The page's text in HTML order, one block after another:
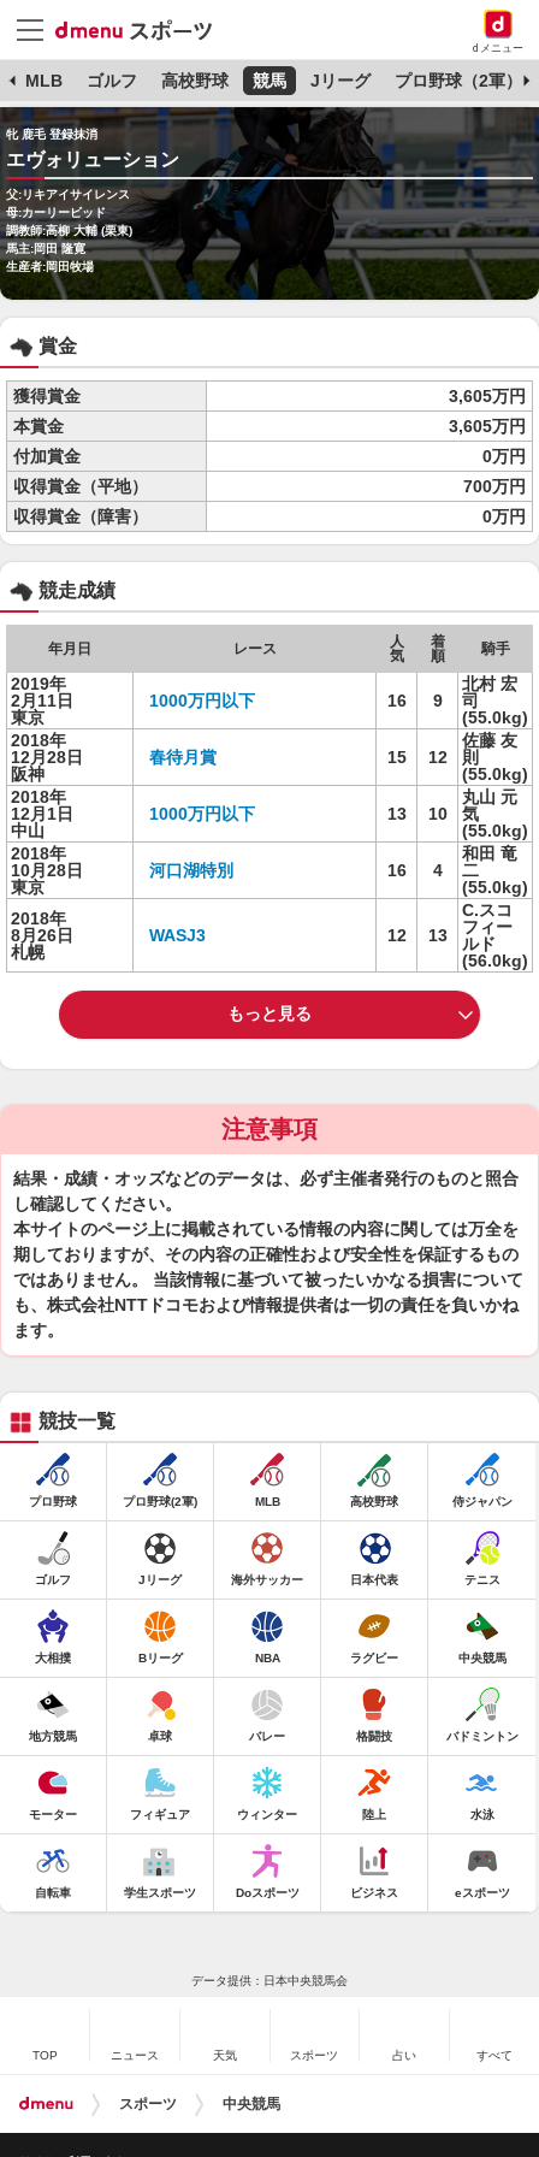
dメニュー
MLB ゴルフ 高校野球 競馬 Jリーグ プロ野球（2軍）
牝 鹿毛 登録抹消
エヴォリューション
父:リキアイサイレンス
母:カーリービッド
調教師:高柳 大輔 (栗東)
馬主:岡田 隆寛
生産者:岡田牧場
賞金
獲得賞金
3,605万円
本賞金
3,605万円
付加賞金
0万円
収得賞金（平地）
700万円
収得賞金（障害）
0万円
競走成績
年月日 レース
人
気
着
順
騎手
2019年
2月11日
東京
1000万円以下 16 9
北村 宏
司
(55.0kg)
2018年
12月28日
阪神
春待月賞 15 12
佐藤 友
則
(55.0kg)
2018年
12月1日
中山
1000万円以下 13 10
丸山 元
気
(55.0kg)
2018年
10月28日
東京
河口湖特別 16 4
和田 竜
二
(55.0kg)
2018年
8月26日
札幌
WASJ3 12 13
C.スコ
フィー
ルド
(56.0kg)
もっと見る
注意事項
結果・成績・オッズなどのデータは、必ず主催者発行のものと照合
し確認してください。
本サイトのページ上に掲載されている情報の内容に関しては万全を
期しておりますが、その内容の正確性および安全性を保証するもの
ではありません。 当該情報に基づいて被ったいかなる損害について
も、株式会社NTTドコモおよび情報提供者は一切の責任を負いかね
ます。
競技一覧
プロ野球 プロ野球(2軍) MLB 高校野球 侍ジャパン
ゴルフ Jリーグ 海外サッカー 日本代表 テニス
大相撲 Bリーグ NBA ラグビー 中央競馬
地方競馬 卓球 バレー 格闘技 バドミントン
モーター フィギュア ウィンター 陸上 水泳
自転車 学生スポーツ Doスポーツ ビジネス eスポーツ
データ提供：日本中央競馬会
TOP ニュース 天気 スポーツ 占い すべて
スポーツ 中央競馬